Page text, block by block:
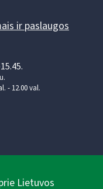
ir paslaugos
- 12.00 val.
Lietuvos